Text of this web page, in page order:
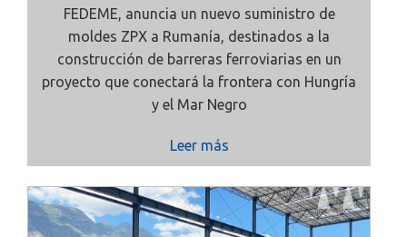
FEDEME, anuncia un nuevo suministro de
moldes ZPX a Rumanía, destinados a la
construcción de barreras ferroviarias en un
proyecto que conectará la frontera con Hungría
y el Mar Negro
Leer más